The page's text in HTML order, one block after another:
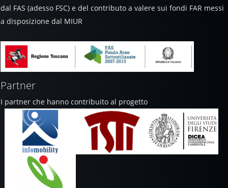
dal FAS (adesso FSC) e del contributo a valere sui fondi FAR messi
a disposizione dal MIUR
Partner
I partner che hanno contribuito al progetto